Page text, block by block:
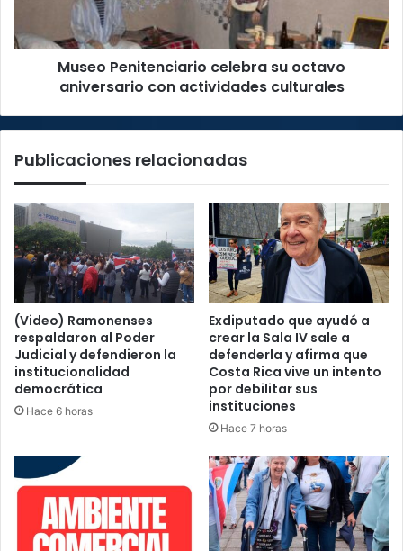
actividades
culturales
Museo Penitenciario celebra su octavo
aniversario con actividades culturales
Publicaciones relacionadas
(Video) Ramonenses
respaldaron al Poder
Judicial y defendieron la
institucionalidad
democrática
Hace 6 horas
Exdiputado que ayudó a
crear la Sala IV sale a
defenderla y afirma que
Costa Rica vive un intento
por debilitar sus
instituciones
Hace 7 horas